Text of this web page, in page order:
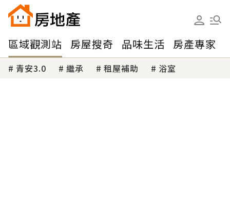
區域觀測站 房屋搜奇 品味生活 房產專家
青安3.0 繼承 租屋補助 浴室